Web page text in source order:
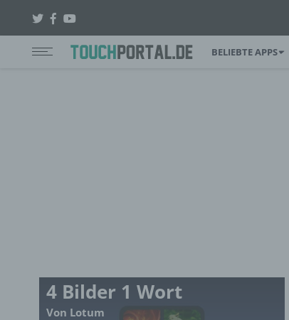
BELIEBTE APPS
4 Bilder 1 Wort
Von Lotum